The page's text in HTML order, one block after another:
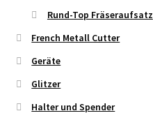
Rund-Top Fräseraufsatz
French Metall Cutter
Geräte
Glitzer
Halter und Spender